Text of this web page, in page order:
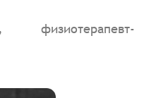
физиотерапевт-